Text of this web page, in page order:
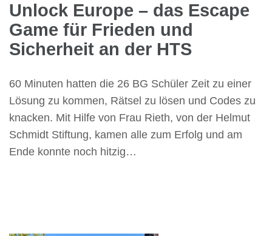
Unlock Europe – das Escape
Game für Frieden und
Sicherheit an der HTS
60 Minuten hatten die 26 BG Schüler Zeit zu einer
Lösung zu kommen, Rätsel zu lösen und Codes zu
knacken. Mit Hilfe von Frau Rieth, von der Helmut
Schmidt Stiftung, kamen alle zum Erfolg und am
Ende konnte noch hitzig…